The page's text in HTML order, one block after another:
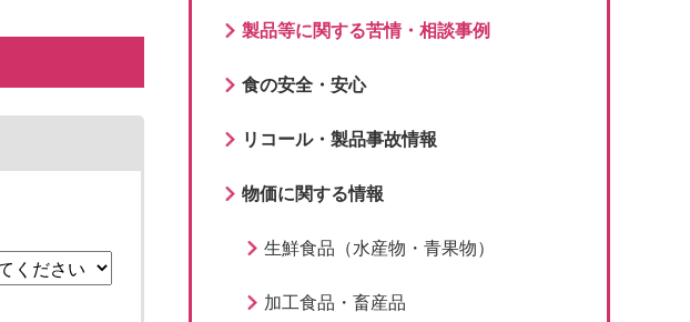
製品等に関する苦情・相談事例
食の安全・安心
リコール・製品事故情報
物価に関する情報
生鮮食品（水産物・青果物）
加工食品・畜産品